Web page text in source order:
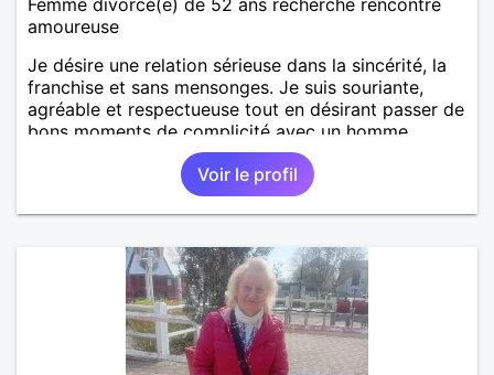
amoureuse
Je désire une relation sérieuse dans la sincérité, la
franchise et sans mensonges. Je suis souriante,
agréable et respectueuse tout en désirant passer de
bons moments de complicité avec un homme
voulant aller dans la même direction que moi.
Voir le profil